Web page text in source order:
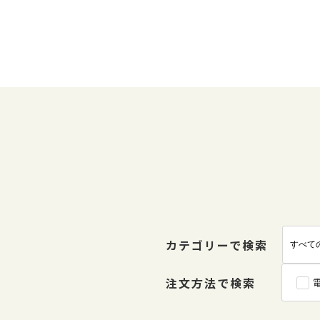
カテゴリーで検索
注文方法で検索